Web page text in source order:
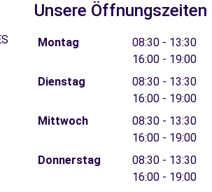
Unsere Öffnungszeiten
Montag
08:30 - 13:30
16:00 - 19:00
Dienstag
08:30 - 13:30
16:00 - 19:00
Mittwoch
08:30 - 13:30
16:00 - 19:00
Donnerstag
08:30 - 13:30
16:00 - 19:00